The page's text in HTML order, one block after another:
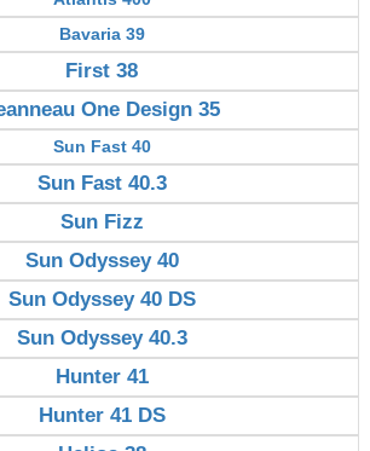
Bavaria 39
First 38
One Design 35
Sun Fast 40
Sun Fast 40.3
Sun Fizz
Sun Odyssey 40
Sun Odyssey 40 DS
Sun Odyssey 40.3
Hunter 41
Hunter 41 DS